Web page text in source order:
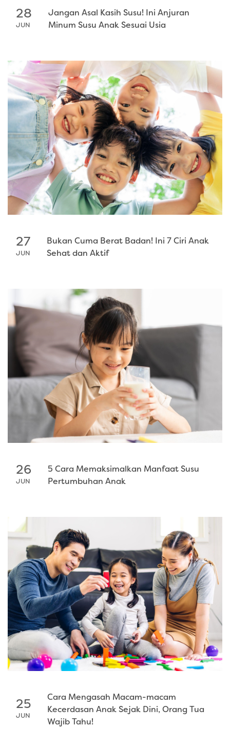
28
JUN
Jangan Asal Kasih Susu! Ini Anjuran
Minum Susu Anak Sesuai Usia
27
JUN
Bukan Cuma Berat Badan! Ini 7 Ciri Anak
Sehat dan Aktif
26
JUN
5 Cara Memaksimalkan Manfaat Susu
Pertumbuhan Anak
25
JUN
Cara Mengasah Macam-macam
Kecerdasan Anak Sejak Dini, Orang Tua
Wajib Tahu!